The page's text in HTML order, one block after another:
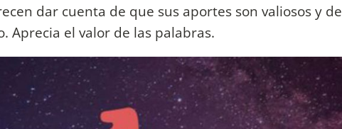
dar cuenta de que sus aportes son valiosos y de
Aprecia el valor de las palabras.